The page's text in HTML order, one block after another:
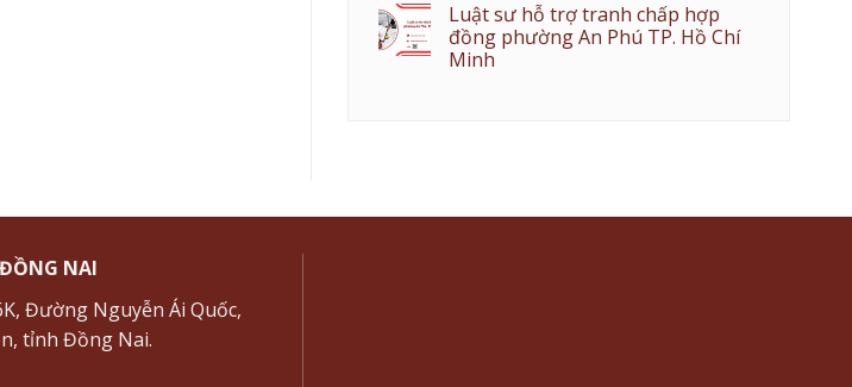
Luật sư hỗ trợ tranh chấp hợp
đồng phường An Phú TP. Hồ Chí
Minh
NAI
Đường Nguyễn Ái Quốc,
tỉnh Đồng Nai.